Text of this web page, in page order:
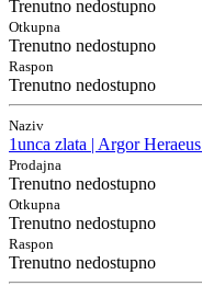
Trenutno nedostupno
Otkupna
Trenutno nedostupno
Raspon
Trenutno nedostupno
Naziv
1unca zlata | Argor Heraeus
Prodajna
Trenutno nedostupno
Otkupna
Trenutno nedostupno
Raspon
Trenutno nedostupno